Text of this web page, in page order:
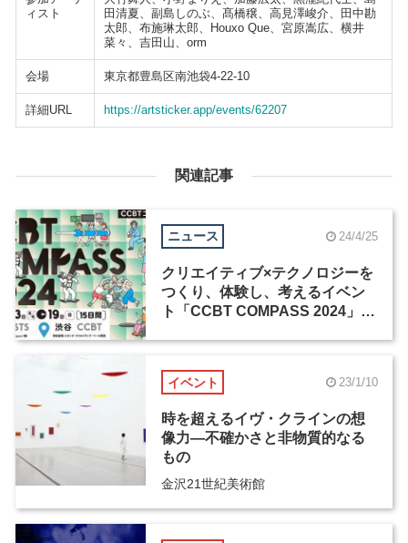
ィスト
田清夏、副島しのぶ、髙橋穣、高見澤峻介、田中勘
太郎、布施琳太郎、Houxo Que、宮原嵩広、横井
菜々、吉田山、orm
会場 東京都豊島区南池袋4-22-10
詳細URL https://artsticker.app/events/62207
関連記事
ニュース 24/4/25
クリエイティブ×テクノロジーを
つくり、体験し、考えるイベン
ト「CCBT COMPASS 2024」が
イベント 23/1/10
時を超えるイヴ・クラインの想
像力―不確かさと非物質的なる
もの
金沢21世紀美術館